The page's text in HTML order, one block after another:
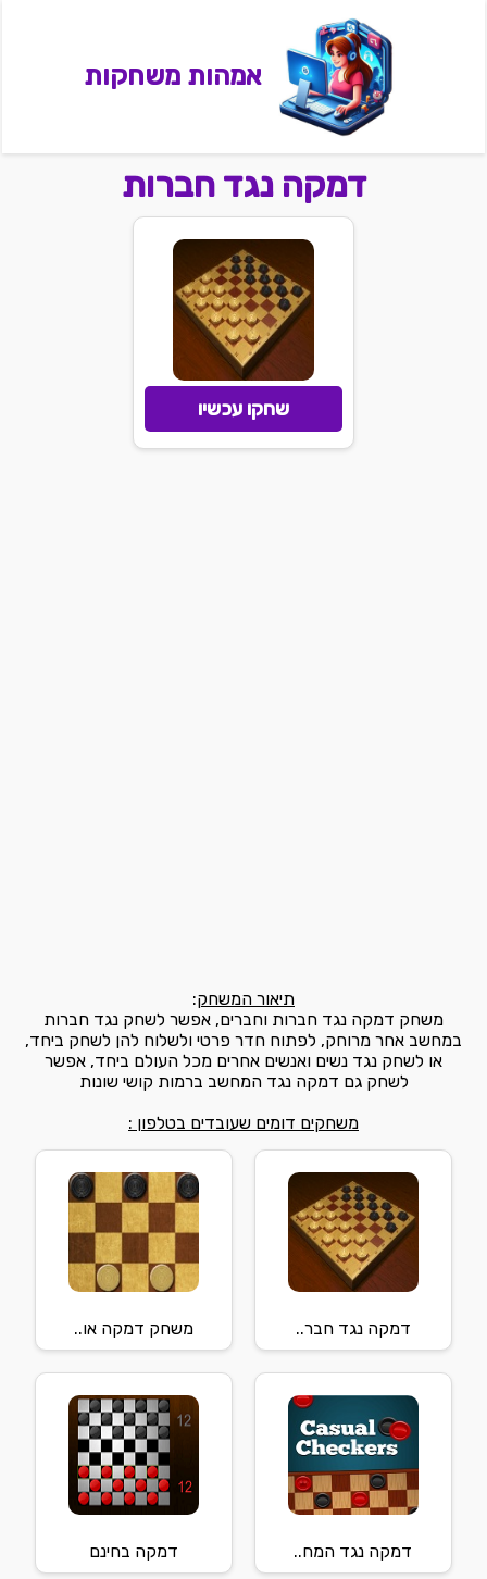
אמהות משחקות
דמקה נגד חברות
שחקו עכשיו
תיאור המשחק:
משחק דמקה נגד חברות וחברים, אפשר לשחק נגד חברות
במחשב אחר מרוחק, לפתוח חדר פרטי ולשלוח להן לשחק ביחד,
או לשחק נגד נשים ואנשים אחרים מכל העולם ביחד, אפשר
לשחק גם דמקה נגד המחשב ברמות קושי שונות
משחקים דומים שעובדים בטלפון :
דמקה נגד חבר.. משחק דמקה או..
דמקה נגד המח.. דמקה בחינם